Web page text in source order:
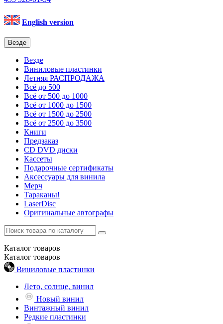
English version
Везде
Везде
Виниловые пластинки
Летняя РАСПРОДАЖА
Всё до 500
Всё от 500 до 1000
Всё от 1000 до 1500
Всё от 1500 до 2500
Всё от 2500 до 3500
Книги
Предзаказ
CD DVD диски
Кассеты
Подарочные сертификаты
Аксессуары для винила
Мерч
Тараканы!
LaserDisc
Оригинальные автографы
Каталог товаров
Каталог товаров
Виниловые пластинки
Лето, солнце, винил
Новый винил
Винтажный винил
Редкие пластинки